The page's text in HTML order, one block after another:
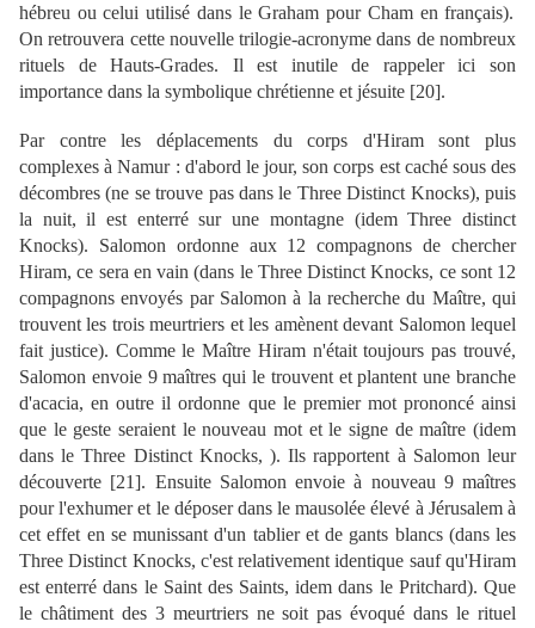
hébreu ou celui utilisé dans le Graham pour Cham en français).
On retrouvera cette nouvelle trilogie-acronyme dans de nombreux
rituels de Hauts-Grades. Il est inutile de rappeler ici son
importance dans la symbolique chrétienne et jésuite [20].
Par contre les déplacements du corps d'Hiram sont plus
complexes à Namur : d'abord le jour, son corps est caché sous des
décombres (ne se trouve pas dans le Three Distinct Knocks), puis
la nuit, il est enterré sur une montagne (idem Three distinct
Knocks). Salomon ordonne aux 12 compagnons de chercher
Hiram, ce sera en vain (dans le Three Distinct Knocks, ce sont12
compagnons envoyés par Salomon à la recherche du Maître,qui
trouvent les trois meurtriers et les amènent devant Salomon lequel
fait justice). Comme le Maître Hiram n'était toujours pas trouvé,
Salomon envoie 9 maîtres qui le trouvent et plantent une branche
d'acacia, en outre il ordonne que le premier mot prononcé ainsi
que le geste seraient le nouveau mot et le signe de maître (idem
dans le Three Distinct Knocks, ). Ils rapportent à Salomon leur
découverte [21]. Ensuite Salomon envoie à nouveau 9 maîtres
pour l'exhumer et le déposer dans le mausolée élevé à Jérusalem à
cet effet en se munissant d'un tablier et de gants blancs (dans les
Three Distinct Knocks, c'est relativement identique sauf qu'Hiram
est enterré dans le Saint des Saints, idem dans le Pritchard). Que
le châtiment des 3 meurtriers ne soit pas évoqué dans le rituel